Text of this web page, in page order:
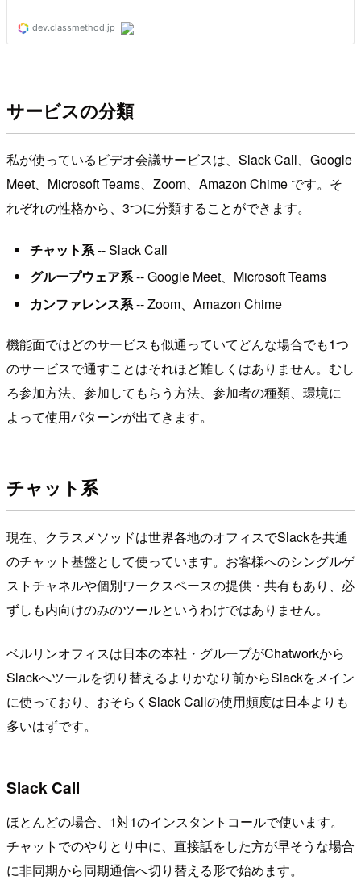
サービスの分類
私が使っているビデオ会議サービスは、Slack Call、Google
Meet、Microsoft Teams、Zoom、Amazon Chime です。そ
れぞれの性格から、3つに分類することができます。
チャット系-- Slack Call
グループウェア系-- Google Meet、Microsoft Teams
カンファレンス系-- Zoom、Amazon Chime
機能面ではどのサービスも似通っていてどんな場合でも1つ
のサービスで通すことはそれほど難しくはありません。むし
ろ参加方法、参加してもらう方法、参加者の種類、環境に
よって使用パターンが出てきます。
チャット系
現在、クラスメソッドは世界各地のオフィスでSlackを共通
のチャット基盤として使っています。お客様へのシングルゲ
ストチャネルや個別ワークスペースの提供・共有もあり、必
ずしも内向けのみのツールというわけではありません。
ベルリンオフィスは日本の本社・グループがChatworkから
Slackへツールを切り替えるよりかなり前からSlackをメイン
に使っており、おそらくSlack Callの使用頻度は日本よりも
多いはずです。
Slack Call
ほとんどの場合、1対1のインスタントコールで使います。
チャットでのやりとり中に、直接話をした方が早そうな場合
に非同期から同期通信へ切り替える形で始めます。